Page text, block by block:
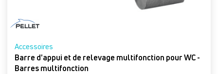
Accessoires
Barre d'appui et de relevage multifonction pour WC -
Barres multifonction